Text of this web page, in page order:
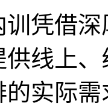
借深
线上
实际